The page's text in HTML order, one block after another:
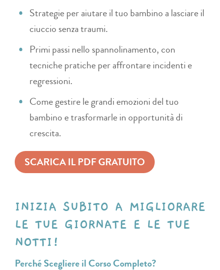
Strategie per aiutare il tuo bambino a lasciare il
ciuccio senza traumi​.
Primi passi nello spannolinamento, con
tecniche pratiche per affrontare incidenti e
regressioni​​.
Come gestire le grandi emozioni del tuo
bambino e trasformarle in opportunità di
crescita​.
SCARICA IL PDF GRATUITO
INIZIA SUBITO A MIGLIORARE
LE TUE GIORNATE E LE TUE
NOTTI!
Perché Scegliere il Corso Completo?